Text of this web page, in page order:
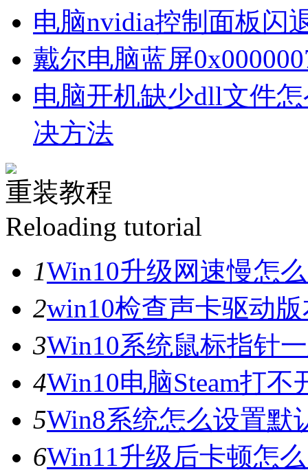
电脑nvidia控制面板闪
戴尔电脑蓝屏
电脑开机缺少dll文件
决方法
重装教程
Reloading tutorial
1Win10升级网速慢怎
2win10检查声卡驱动
3Win10系统鼠标指针
4Win10电脑Steam打
5Win8系统怎么设置默
6Win11升级后卡顿怎